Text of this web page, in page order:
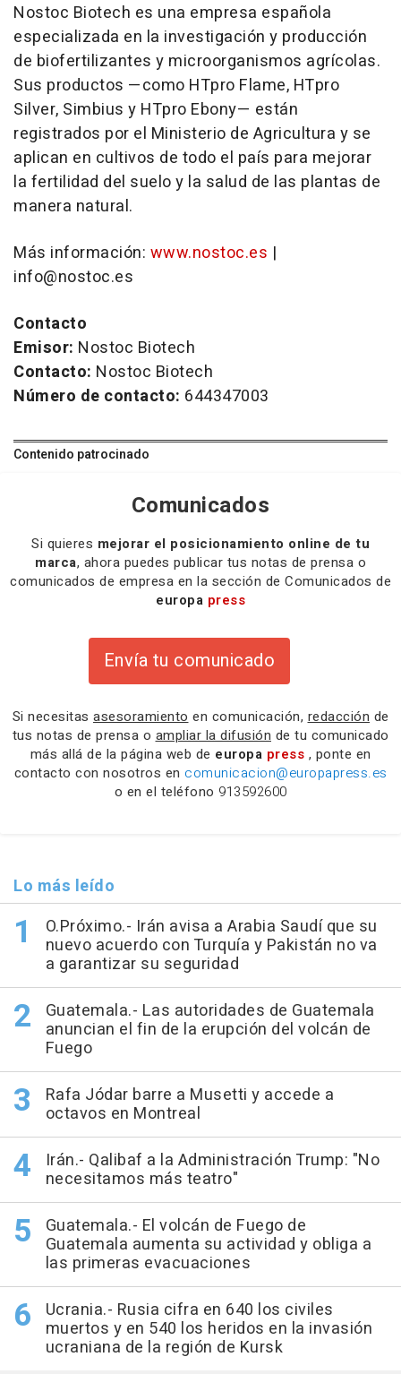
Nostoc Biotech es una empresa española
especializada en la investigación y producción
de biofertilizantes y microorganismos agrícolas.
Sus productos —como HTpro Flame, HTpro
Silver, Simbius y HTpro Ebony— están
registrados por el Ministerio de Agricultura y se
aplican en cultivos de todo el país para mejorar
la fertilidad del suelo y la salud de las plantas de
manera natural.
Más información: www.nostoc.es |
info@nostoc.es
Contacto
Emisor: Nostoc Biotech
Contacto: Nostoc Biotech
Número de contacto: 644347003
Contenido patrocinado
Comunicados
Si quieres mejorar el posicionamiento online de tu
marca, ahora puedes publicar tus notas de prensa o
comunicados de empresa en la sección de Comunicados de
europa press
Envía tu comunicado
Si necesitas asesoramiento en comunicación, redacción de
tus notas de prensa o ampliar la difusión de tu comunicado
más allá de la página web de europa press , ponte en
contacto con nosotros en comunicacion@europapress.es
o en el teléfono 913592600
Lo más leído
O.Próximo.- Irán avisa a Arabia Saudí que su
nuevo acuerdo con Turquía y Pakistán no va
a garantizar su seguridad
Guatemala.- Las autoridades de Guatemala
anuncian el fin de la erupción del volcán de
Fuego
Rafa Jódar barre a Musetti y accede a
octavos en Montreal
Irán.- Qalibaf a la Administración Trump: "No
necesitamos más teatro"
Guatemala.- El volcán de Fuego de
Guatemala aumenta su actividad y obliga a
las primeras evacuaciones
Ucrania.- Rusia cifra en 640 los civiles
muertos y en 540 los heridos en la invasión
ucraniana de la región de Kursk